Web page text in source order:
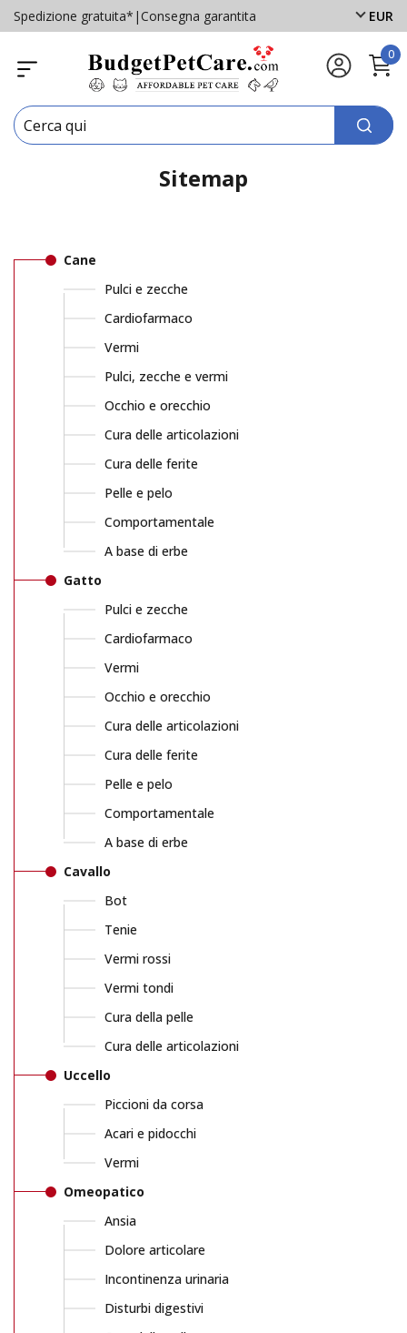
Spedizione gratuita* |Consegna garantita EUR
0
Sitemap
Cane
Pulci e zecche
Cardiofarmaco
Vermi
Pulci, zecche e vermi
Occhio e orecchio
Cura delle articolazioni
Cura delle ferite
Pelle e pelo
Comportamentale
A base di erbe
Gatto
Pulci e zecche
Cardiofarmaco
Vermi
Occhio e orecchio
Cura delle articolazioni
Cura delle ferite
Pelle e pelo
Comportamentale
A base di erbe
Cavallo
Bot
Tenie
Vermi rossi
Vermi tondi
Cura della pelle
Cura delle articolazioni
Uccello
Piccioni da corsa
Acari e pidocchi
Vermi
Omeopatico
Ansia
Dolore articolare
Incontinenza urinaria
Disturbi digestivi